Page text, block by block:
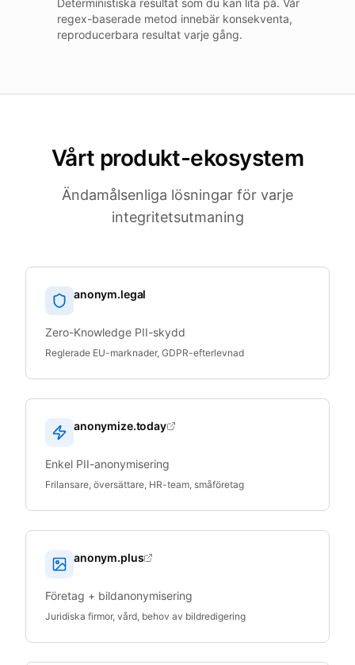
Deterministiska resultat som du kan lita på. Vår
regex-baserade metod innebär konsekventa,
reproducerbara resultat varje gång.
Vårt produkt-ekosystem
Ändamålsenliga lösningar för varje
integritetsutmaning
anonym.legal
Zero-Knowledge PII-skydd
Reglerade EU-marknader, GDPR-efterlevnad
anonymize.today
Enkel PII-anonymisering
Frilansare, översättare, HR-team, småföretag
anonym.plus
Företag + bildanonymisering
Juridiska firmor, vård, behov av bildredigering